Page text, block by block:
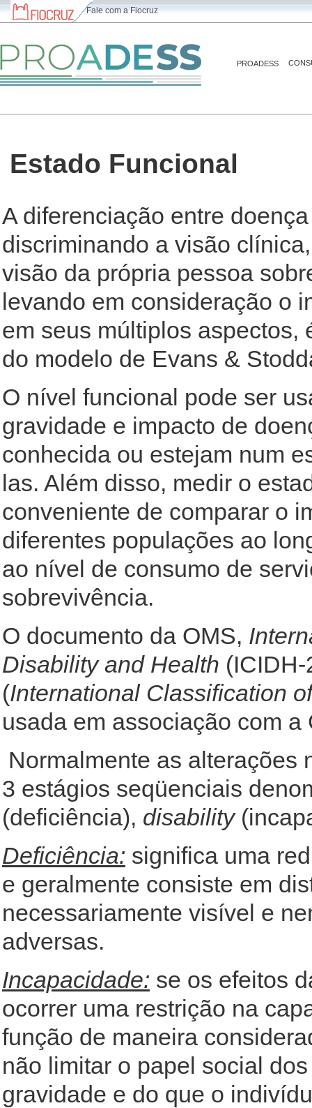
Fale com a Fiocruz
PROADESS
Estado Funcional
A diferenciação entre
discriminando a visão
visão da própria pessoa
levando em consideração o
em seus múltiplos aspectos,
do modelo de Evans &
O nível funcional pode ser
gravidade e impacto de
conhecida ou estejam num
las. Além disso, medir o
conveniente de comparar o
diferentes populações ao
ao nível de consumo de
sobrevivência.
O documento da OMS,
Disability and Health
(International Classification
usada em associação com a
Normalmente as alterações
3 estágios seqüenciais
(deficiência), disability
Deficiência: significa uma
e geralmente consiste em
necessariamente visível e
adversas.
Incapacidade: se os efeitos
ocorrer uma restrição na
função de maneira
não limitar o papel social
gravidade e do que o